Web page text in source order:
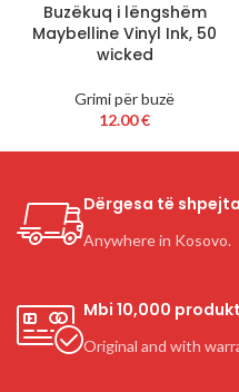
Buzëkuq i lëngshëm
Maybelline Vinyl Ink, 50
wicked
Grimi për buzë
12.00€
Dërgesa të shpejta
Anywhere in Kosovo.
Mbi 10,000
Original and with